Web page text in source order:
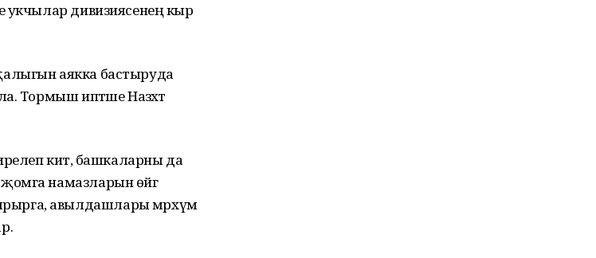
укчылар дивизиясенең кыр
аякка бастыруда
Тормыш иптәше Назәхәт
китә, башкаларны да
намазларын өйгә
авылдашлары мәрхүм